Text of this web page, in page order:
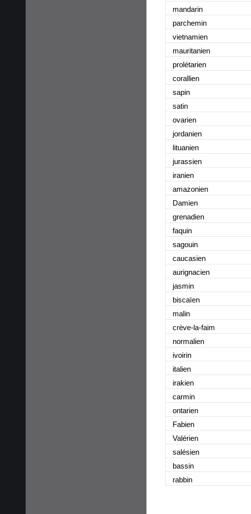
mandarin
parchemin
vietnamien
mauritanien
prolétarien
corallien
sapin
satin
ovarien
jordanien
lituanien
jurassien
iranien
amazonien
Damien
grenadien
faquin
sagouin
caucasien
aurignacien
jasmin
biscaïen
malin
crève-la-faim
normalien
ivoirin
italien
irakien
carmin
ontarien
Fabien
Valérien
salésien
bassin
rabbin